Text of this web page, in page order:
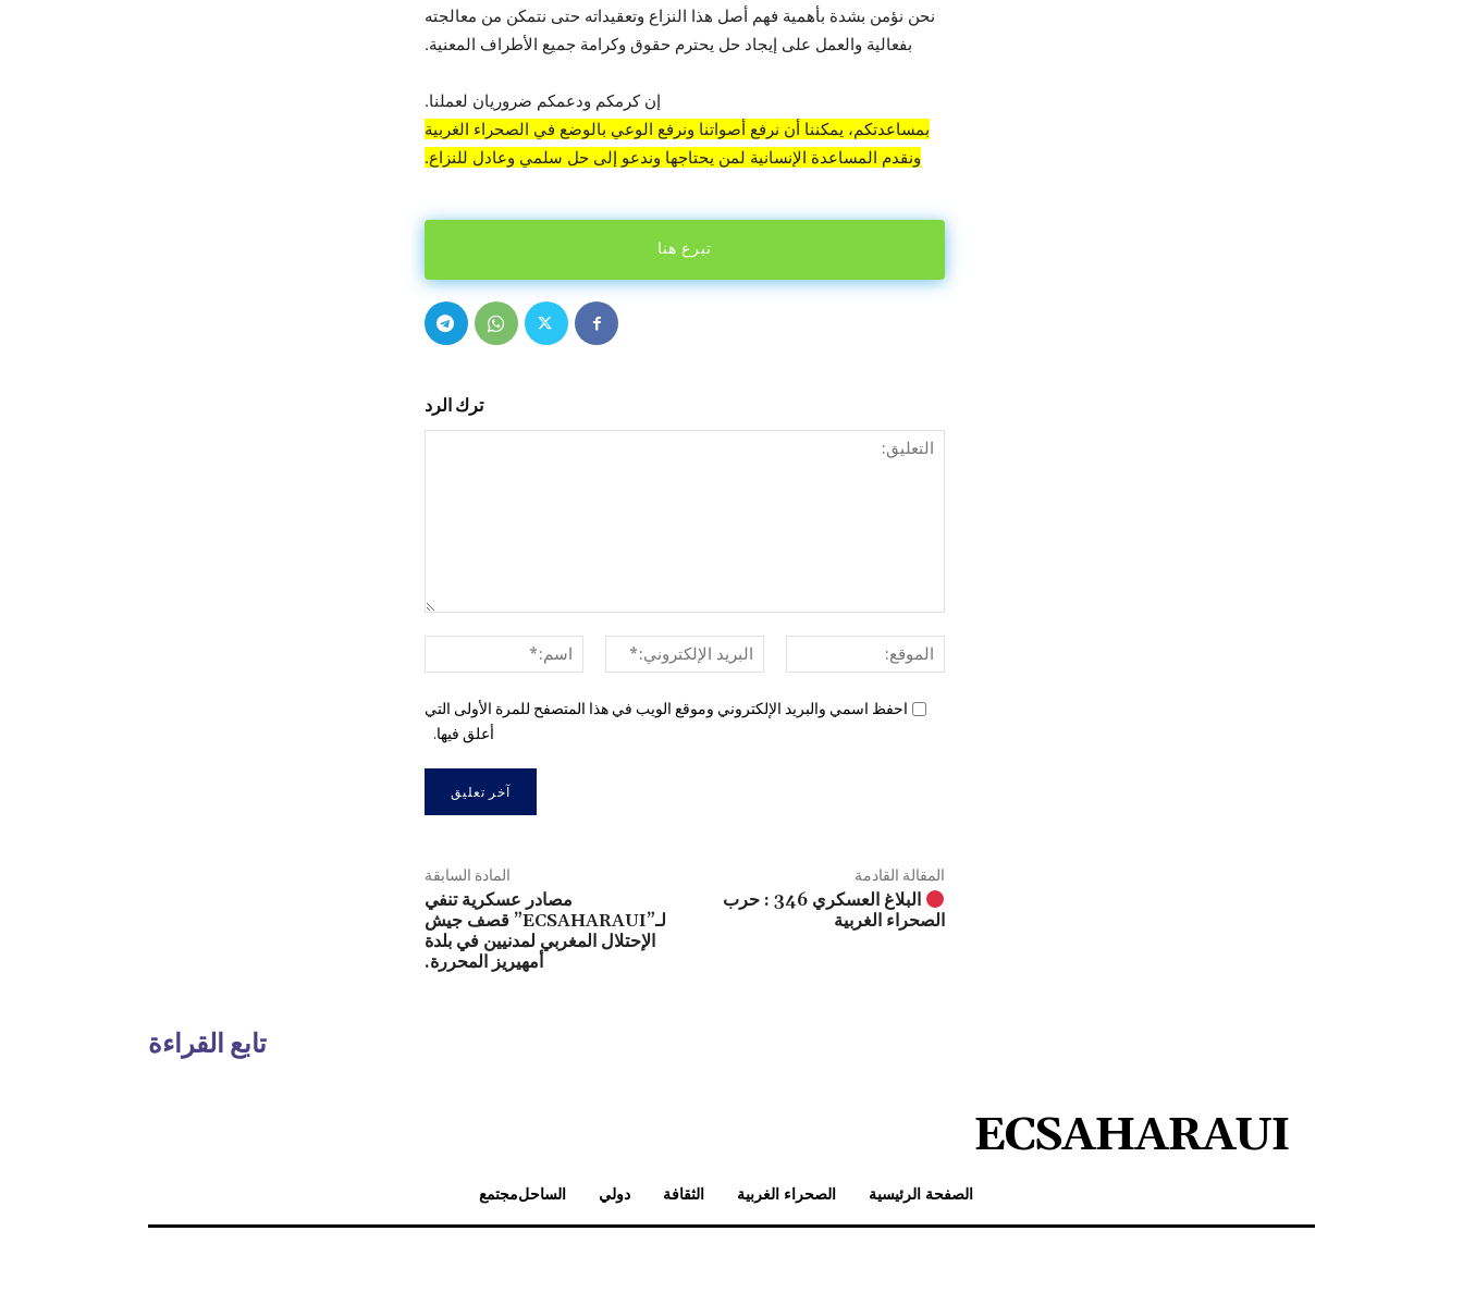
نحن نؤمن بشدة بأهمية فهم أصل هذا النزاع وتعقيداته حتى نتمكن من معالجته
بفعالية والعمل على إيجاد حل يحترم حقوق وكرامة جميع الأطراف المعنية.
إن كرمكم ودعمكم ضروريان لعملنا.
بمساعدتكم، يمكننا أن نرفع أصواتنا ونرفع الوعي بالوضع في الصحراء الغربية
ونقدم المساعدة الإنسانية لمن يحتاجها وندعو إلى حل سلمي وعادل للنزاع.
تبرع هنا
ترك الرد
الإلكتروني:*
الموقع:
احفظ اسمي والبريد الإلكتروني وموقع الويب في هذا المتصفح للمرة الأولى التي
أعلق فيها.
المادة السابقة
مصادر عسكرية تنفي
لـ”ECSAHARAUI” قصف جيش
الإحتلال المغربي لمدنيين في بلدة
أمهيريز المحررة.
المقالة القادمة
البلاغ العسكري 346 : حرب
الصحراء الغربية
تابع القراءة
ECSAHARAUI
الصفحة الرئيسية الصحراء الغربية الثقافة دولي الساحلمجتمع